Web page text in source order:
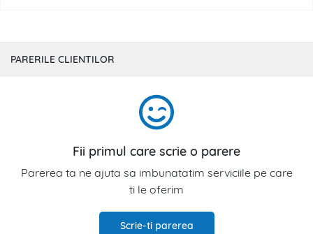
PARERILE CLIENTILOR
Fii primul care scrie o parere
Parerea ta ne ajuta sa imbunatatim serviciile pe care
ti le oferim
Scrie-ti parerea